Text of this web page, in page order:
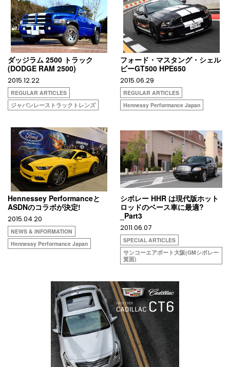
ダッジラム 2500 トラック
(DODGE RAM 2500)
2015.12.22
REGULAR ARTICLES
ジャパンレーストラックトレンズ
フォード・マスタング・シェル
ビーGT500 HPE650
2015.06.29
REGULAR ARTICLES
Hennessy Performance Japan
Hennessey Performanceと
ASDNのコラボが決定!
2015.04.20
NEWS & INFORMATION
Hennessy Performance Japan
シボレー HHR は現代版ホット
ロッドのベース車に最適?
_Part3
2011.06.07
SPECIAL ARTICLES
サンコーエアポート大阪(GMシボレー
箕面)